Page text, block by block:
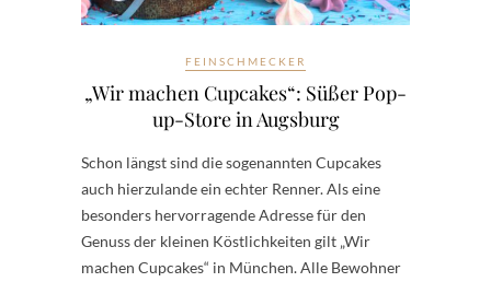
FEINSCHMECKER
„Wir machen Cupcakes“: Süßer Pop-
up-Store in Augsburg
Schon längst sind die sogenannten Cupcakes
auch hierzulande ein echter Renner. Als eine
besonders hervorragende Adresse für den
Genuss der kleinen Köstlichkeiten gilt „Wir
machen Cupcakes“ in München. Alle Bewohner